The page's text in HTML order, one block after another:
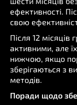
ефективності.
свою
Після 12 місяців
активними, але
нижчою, якщо
зберігаються з
методів.
Поради щодо